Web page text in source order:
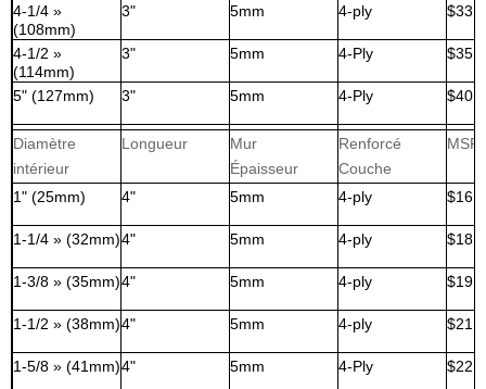
4-1/4 »
(108mm)
3" 5mm 4-ply
4-1/2 »
(114mm)
3" 5mm 4-Ply
5" (127mm) 3" 5mm 4-Ply
Diamètre
intérieur
Longueur
Mur
Épaisseur
Renforcé
Couche
1" (25mm) 4" 5mm 4-ply
1-1/4 » (32mm)4" 5mm 4-ply
1-3/8 » (35mm)4" 5mm 4-ply
1-1/2 » (38mm)4" 5mm 4-ply
1-5/8 » (41mm)4" 5mm 4-Ply